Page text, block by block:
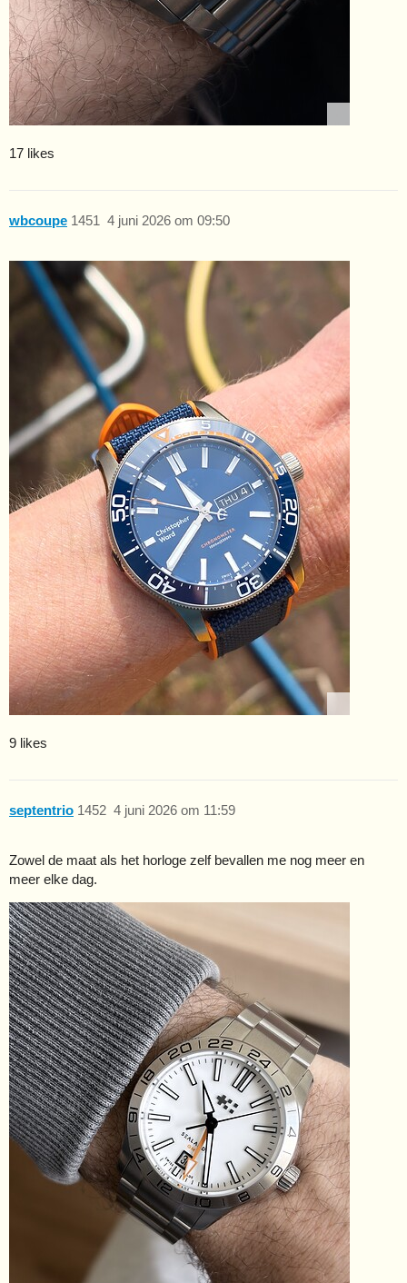
17 likes
wbcoupe 4 juni 2026 om 09:50
1451
9 likes
septentrio 4 juni 2026 om 11:59
1452
Zowel de maat als het horloge zelf bevallen me nog meer en
meer elke dag.